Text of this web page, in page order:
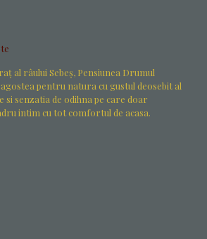
al râului Sebeş, Pensiunea Drumul
pentru natura cu gustul deosebit al
senzatia de odihna pe care doar
intim cu tot comfortul de acasa.